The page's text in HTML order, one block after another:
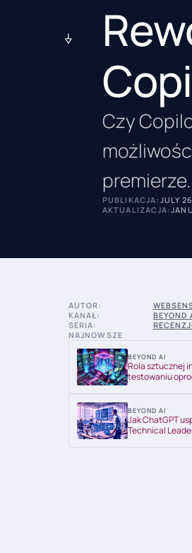
Czy
premierze.
PUBLIKACJA: JULY
AKTUALIZACJA:
AUTOR:
KANAŁ:
BEYOND
SERIA:
NAJNOWSZE
BEYOND AI
Rola sztucznej
testowaniu
BEYOND AI
Jak ChatGPT
Technical